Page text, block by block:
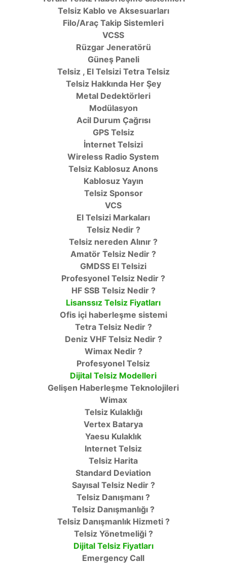
Telsiz Kablo ve Aksesuarları
Filo/Araç Takip Sistemleri
VCSS
Rüzgar Jeneratörü
Güneş Paneli
Telsiz , El Telsizi Tetra Telsiz
Telsiz Hakkında Her Şey
Metal Dedektörleri
Modülasyon
Acil Durum Çağrısı
GPS Telsiz
İnternet Telsizi
Wireless Radio System
Telsiz Kablosuz Anons
Kablosuz Yayın
Telsiz Sponsor
VCS
El Telsizi Markaları
Telsiz Nedir ?
Telsiz nereden Alınır ?
Amatör Telsiz Nedir ?
GMDSS El Telsizi
Profesyonel Telsiz Nedir ?
HF SSB Telsiz Nedir ?
Lisanssız Telsiz Fiyatları
Ofis içi haberleşme sistemi
Tetra Telsiz Nedir ?
Deniz VHF Telsiz Nedir ?
Wimax Nedir ?
Profesyonel Telsiz
Dijital Telsiz Modelleri
Gelişen Haberleşme Teknolojileri
Wimax
Telsiz Kulaklığı
Vertex Batarya
Yaesu Kulaklık
Internet Telsiz
Telsiz Harita
Standard Deviation
Sayısal Telsiz Nedir ?
Telsiz Danışmanı ?
Telsiz Danışmanlığı ?
Telsiz Danışmanlık Hizmeti ?
Telsiz Yönetmeliği ?
Dijital Telsiz Fiyatları
Emergency Call